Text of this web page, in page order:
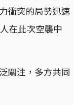
衝突的局勢迅速
在此次空襲中
關注，多方共同